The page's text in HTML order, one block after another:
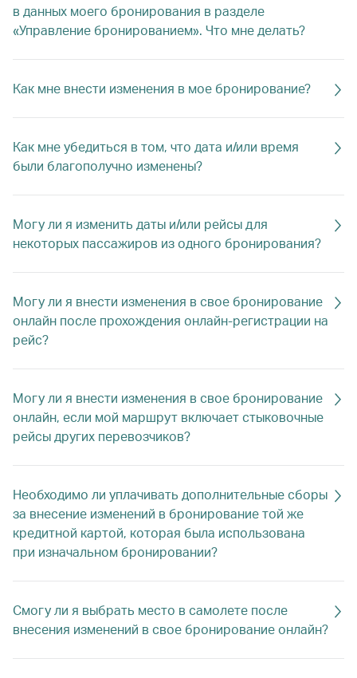
в данных моего бронирования в разделе
«Управление бронированием». Что мне делать?
Как мне внести изменения в мое бронирование?
Как мне убедиться в том, что дата и/или время
были благополучно изменены?
Могу ли я изменить даты и/или рейсы для
некоторых пассажиров из одного бронирования?
Могу ли я внести изменения в свое бронирование
онлайн после прохождения онлайн-регистрации на
рейс?
Могу ли я внести изменения в свое бронирование
онлайн, если мой маршрут включает стыковочные
рейсы других перевозчиков?
Необходимо ли уплачивать дополнительные сборы
за внесение изменений в бронирование той же
кредитной картой, которая была использована
при изначальном бронировании?
Смогу ли я выбрать место в самолете после
внесения изменений в свое бронирование онлайн?